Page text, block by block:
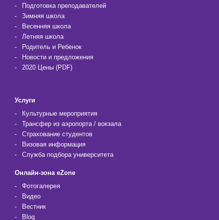
Подготовка преподавателей
Зимняя школа
Весенняя школа
Летняя школа
Родитель и Ребенок
Новости и предложения
2020 Цены (PDF)
Услуги
Культурные мероприятия
Трансфер из аэропорта / вокзала
Страхование студентов
Визовая информация
Служба подбора университета
Онлайн-зона eZone
Фотогалерея
Видео
Вестник
Blog